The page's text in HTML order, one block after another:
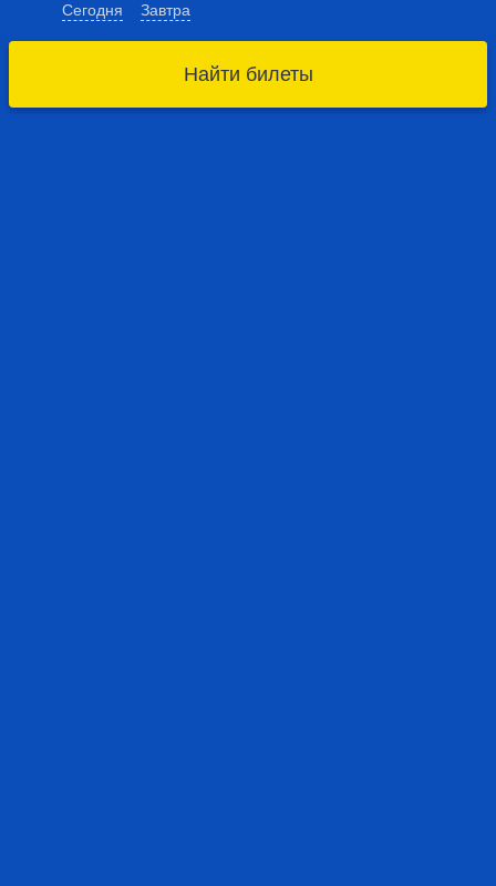
Сегодня Завтра
Найти билеты